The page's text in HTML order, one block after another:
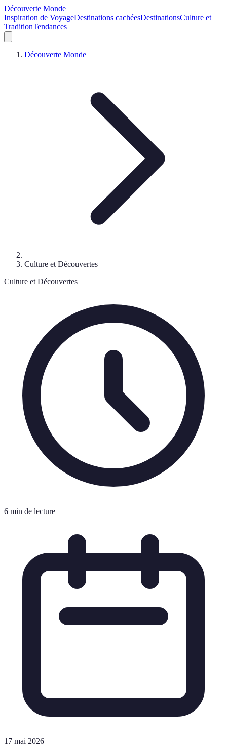
Découverte Monde
Inspiration de VoyageDestinations cachéesDestinationsCulture et
TraditionTendances
Découverte Monde
Culture et Découvertes
Culture et Découvertes
6 min de lecture
17 mai 2026